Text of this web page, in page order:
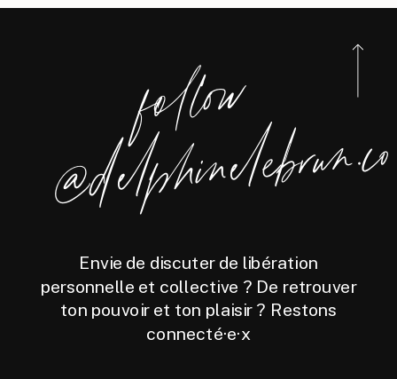
foll
o
w
@
del
p
hinelebrun.co
Envie de discuter de libération
personnelle et collective ? De retrouver
ton pouvoir et ton plaisir ? Restons
connecté·e·x